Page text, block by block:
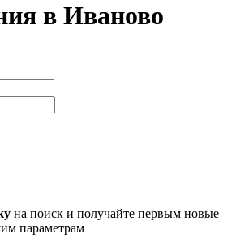
в Иваново
на поиск и получайте первым новые
параметрам